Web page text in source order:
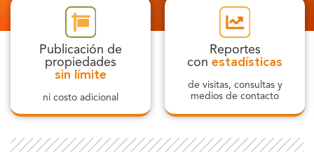
Publicación de
propiedades
sin límite
ni costo adicional
Reportes
con estadísticas
de visitas, consultas y
medios de contacto